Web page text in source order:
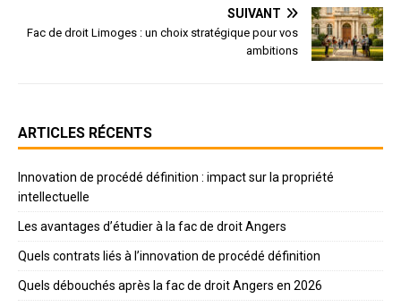
SUIVANT
Fac de droit Limoges : un choix stratégique pour vos
ambitions
ARTICLES RÉCENTS
Innovation de procédé définition : impact sur la propriété
intellectuelle
Les avantages d’étudier à la fac de droit Angers
Quels contrats liés à l’innovation de procédé définition
Quels débouchés après la fac de droit Angers en 2026